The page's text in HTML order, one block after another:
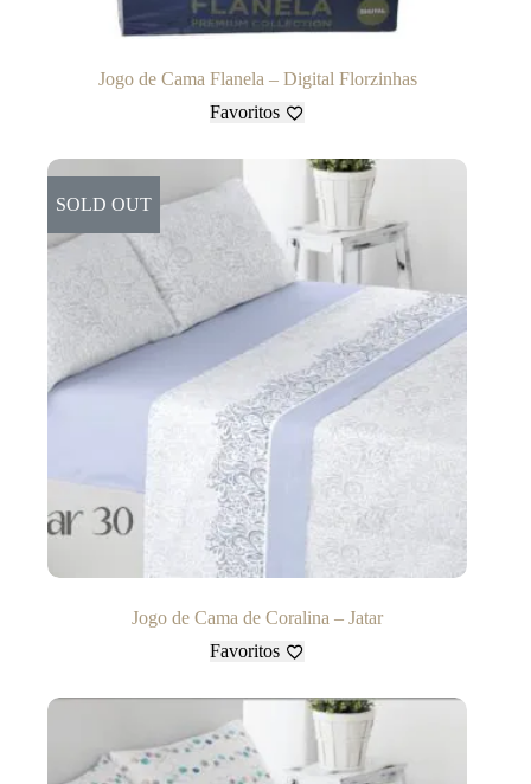
Jogo de Cama Flanela – Digital Florzinhas
Favoritos
SOLD OUT
Jogo de Cama de Coralina – Jatar
Favoritos